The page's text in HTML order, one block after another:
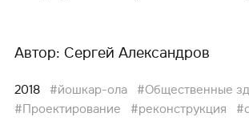
Автор: Сергей Александров
2018 #йошкар-ола
#Общественные
#Проектирование
#реконструкция